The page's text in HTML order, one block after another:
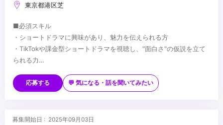
東京都港区芝
■必須スキル
・ショートドラマに興味があり、魅力を伝えられる方
・TikTokや課金型ショートドラマを視聴し、"面白さ"の仮説を立て
られる力
・映像や広告事業における企画経験
・制作会社や広告代理店等での営業ならびに企画提案経験
・コンテンツ制作におけるディレクション経験
■求める人物像
応募する 💬 気になる・話を聞いてみたい
募集開始日 : 2025年09月03日